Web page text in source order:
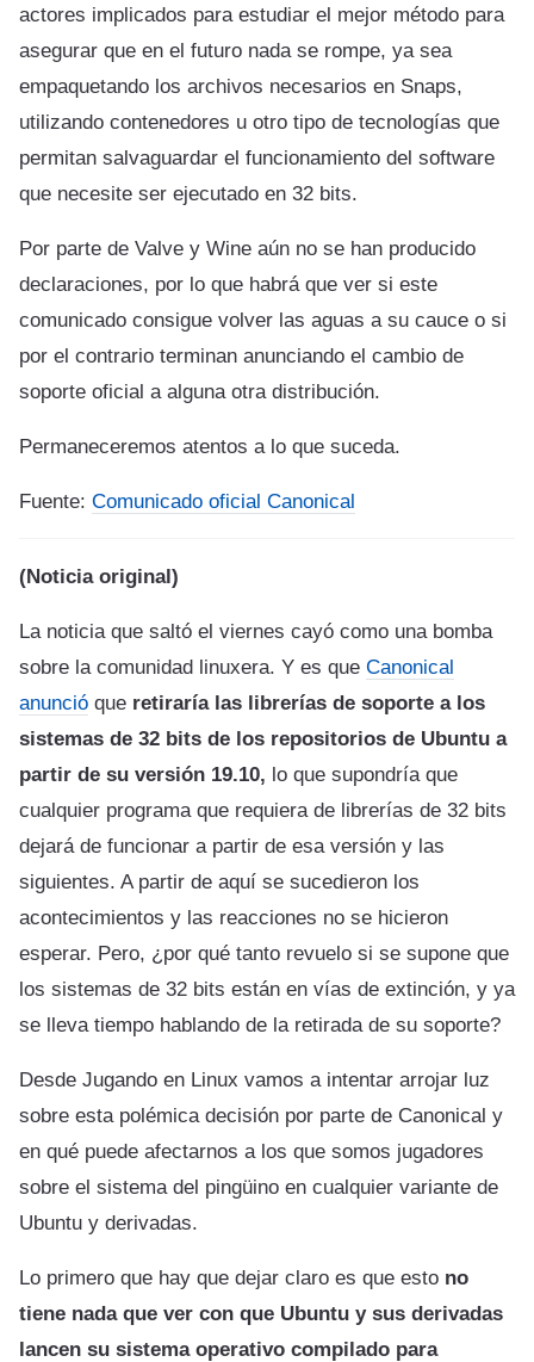
actores implicados para estudiar el mejor método para
asegurar que en el futuro nada se rompe, ya sea
empaquetando los archivos necesarios en Snaps,
utilizando contenedores u otro tipo de tecnologías que
permitan salvaguardar el funcionamiento del software
que necesite ser ejecutado en 32 bits.
Por parte de Valve y Wine aún no se han producido
declaraciones, por lo que habrá que ver si este
comunicado consigue volver las aguas a su cauce o si
por el contrario terminan anunciando el cambio de
soporte oficial a alguna otra distribución.
Permaneceremos atentos a lo que suceda.
Fuente: Comunicado oficial Canonical
(Noticia original)
La noticia que saltó el viernes cayó como una bomba
sobre la comunidad linuxera. Y es que Canonical
anunció que retiraría las librerías de soporte a los
sistemas de 32 bits de los repositorios de Ubuntu a
partir de su versión 19.10, lo que supondría que
cualquier programa que requiera de librerías de 32 bits
dejará de funcionar a partir de esa versión y las
siguientes. A partir de aquí se sucedieron los
acontecimientos y las reacciones no se hicieron
esperar. Pero, ¿por qué tanto revuelo si se supone que
los sistemas de 32 bits están en vías de extinción, y ya
se lleva tiempo hablando de la retirada de su soporte?
Desde Jugando en Linux vamos a intentar arrojar luz
sobre esta polémica decisión por parte de Canonical y
en qué puede afectarnos a los que somos jugadores
sobre el sistema del pingüino en cualquier variante de
Ubuntu y derivadas.
Lo primero que hay que dejar claro es que esto no
tiene nada que ver con que Ubuntu y sus derivadas
lancen su sistema operativo compilado para